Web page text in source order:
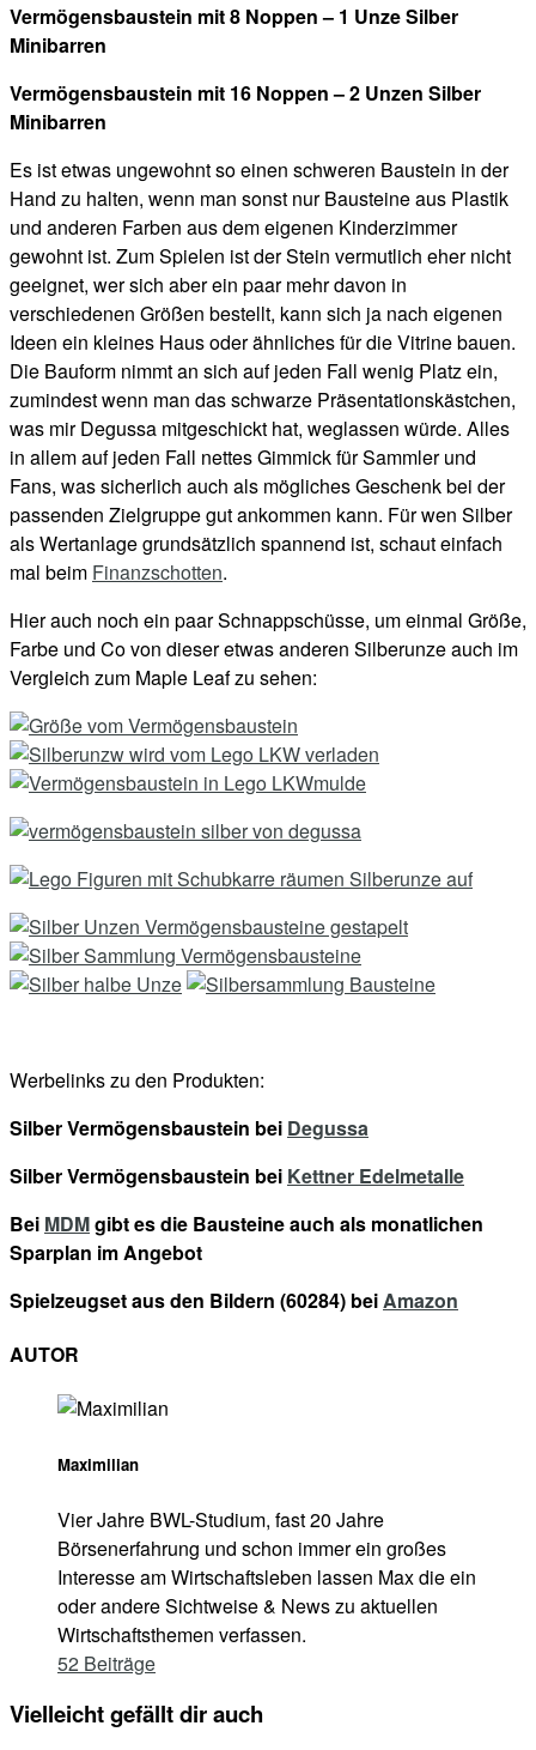
Vermögensbaustein mit 8 Noppen – 1 Unze Silber
Minibarren
Vermögensbaustein mit 16 Noppen – 2 Unzen Silber
Minibarren
Es ist etwas ungewohnt so einen schweren Baustein in der
Hand zu halten, wenn man sonst nur Bausteine aus Plastik
und anderen Farben aus dem eigenen Kinderzimmer
gewohnt ist. Zum Spielen ist der Stein vermutlich eher nicht
geeignet, wer sich aber ein paar mehr davon in
verschiedenen Größen bestellt, kann sich ja nach eigenen
Ideen ein kleines Haus oder ähnliches für die Vitrine bauen.
Die Bauform nimmt an sich auf jeden Fall wenig Platz ein,
zumindest wenn man das schwarze Präsentationskästchen,
was mir Degussa mitgeschickt hat, weglassen würde. Alles
in allem auf jeden Fall nettes Gimmick für Sammler und
Fans, was sicherlich auch als mögliches Geschenk bei der
passenden Zielgruppe gut ankommen kann. Für wen Silber
als Wertanlage grundsätzlich spannend ist, schaut einfach
mal beim Finanzschotten.
Hier auch noch ein paar Schnappschüsse, um einmal Größe,
Farbe und Co von dieser etwas anderen Silberunze auch im
Vergleich zum Maple Leaf zu sehen:
Werbelinks zu den Produkten:
Silber Vermögensbaustein bei Degussa
Silber Vermögensbaustein bei Kettner Edelmetalle
Bei MDMgibt es die Bausteine auch als monatlichen
Sparplan im Angebot
Spielzeugset aus den Bildern (60284) beiAmazon
AUTOR
Maximilian
Vier Jahre BWL-Studium, fast 20 Jahre
Börsenerfahrung und schon immer ein großes
Interesse am Wirtschaftsleben lassen Max die ein
oder andere Sichtweise & News zu aktuellen
Wirtschaftsthemen verfassen.
52 Beiträge
Vielleicht gefällt dir auch